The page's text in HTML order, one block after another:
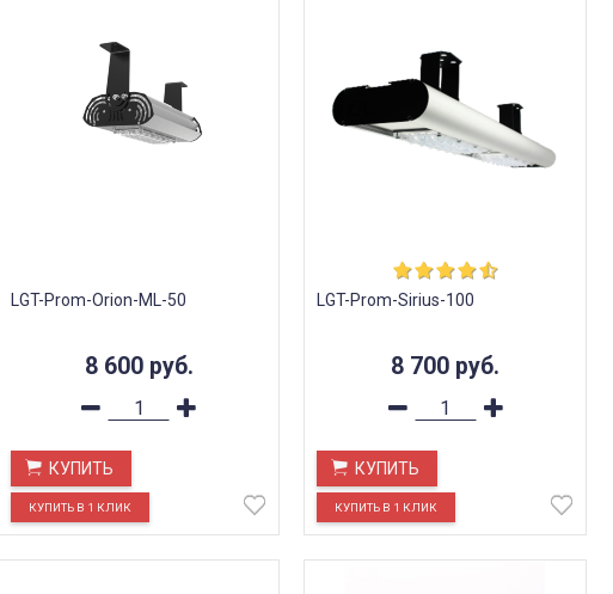
LGT-Prom-Orion-ML-50
8 600 руб.
КУПИТЬ
LGT-Prom-Sirius-100
8 700 руб.
КУПИТЬ